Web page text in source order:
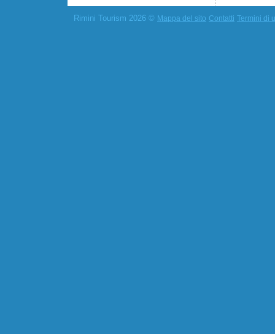
Rimini Tourism 2026 © Mappa del sito Contatti Termini di